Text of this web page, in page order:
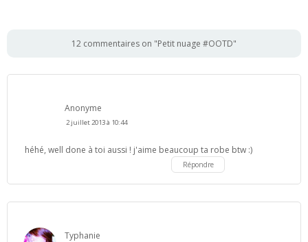
12 commentaires on "Petit nuage #OOTD"
Anonyme
2 juillet 2013 à 10:44
héhé, well done à toi aussi ! j'aime beaucoup ta robe btw :)
Répondre
Typhanie